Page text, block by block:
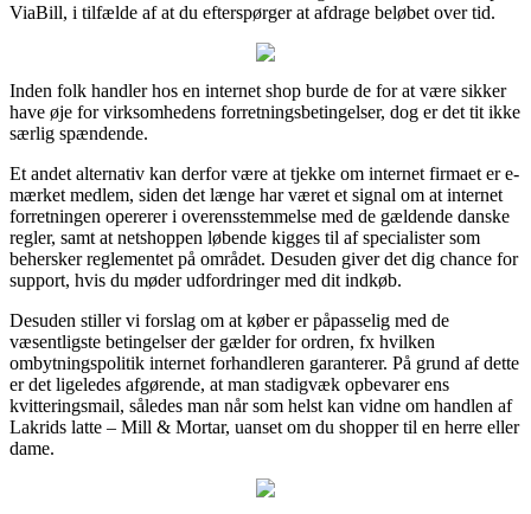
ViaBill, i tilfælde af at du efterspørger at afdrage beløbet over tid.
Inden folk handler hos en internet shop burde de for at være sikker
have øje for virksomhedens forretningsbetingelser, dog er det tit ikke
særlig spændende.
Et andet alternativ kan derfor være at tjekke om internet firmaet er e-
mærket medlem, siden det længe har været et signal om at internet
forretningen opererer i overensstemmelse med de gældende danske
regler, samt at netshoppen løbende kigges til af specialister som
behersker reglementet på området. Desuden giver det dig chance for
support, hvis du møder udfordringer med dit indkøb.
Desuden stiller vi forslag om at køber er påpasselig med de
væsentligste betingelser der gælder for ordren, fx hvilken
ombytningspolitik internet forhandleren garanterer. På grund af dette
er det ligeledes afgørende, at man stadigvæk opbevarer ens
kvitteringsmail, således man når som helst kan vidne om handlen af
Lakrids latte – Mill & Mortar, uanset om du shopper til en herre eller
dame.